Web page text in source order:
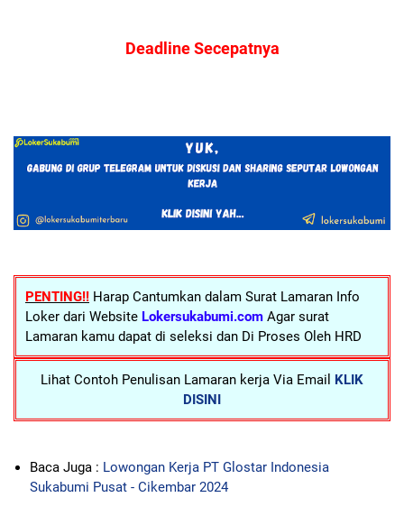
Deadline Secepatnya
PENTING!! Harap Cantumkan dalam Surat Lamaran Info
Loker dari Website Lokersukabumi.com Agar surat
Lamaran kamu dapat di seleksi dan Di Proses Oleh HRD
Lihat Contoh Penulisan Lamaran kerja Via Email KLIK
DISINI
Baca Juga : Lowongan Kerja PT Glostar Indonesia
Sukabumi Pusat - Cikembar 2024